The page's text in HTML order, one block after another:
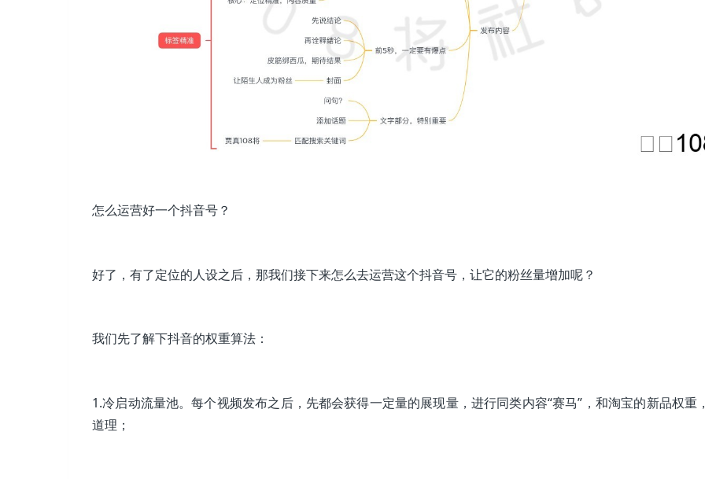
怎么运营好一个抖音号？
好了，有了定位的人设之后，那我们接下来怎么去运营这个抖音号，让它的粉丝量增加呢？
我们先了解下抖音的权重算法：
1.冷启动流量池。每个视频发布之后，先都会获得一定量的展现量，进行同类内容“赛马”，和淘宝的新品权重
道理；